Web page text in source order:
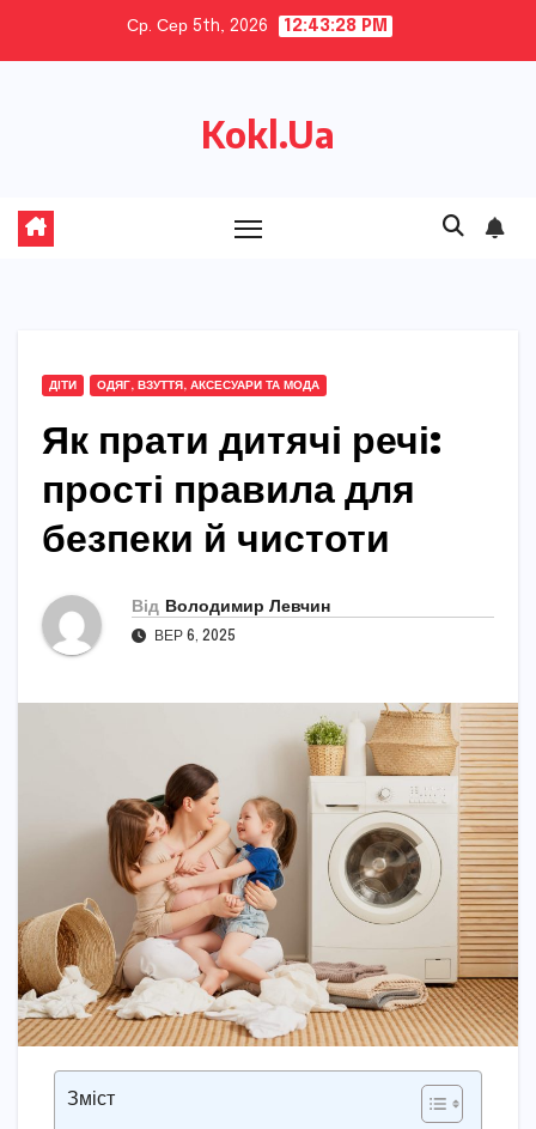
Ср. Сер 5th, 2026 12:43:29 PM
Kokl.Ua
ДІТИ ОДЯГ, ВЗУТТЯ, АКСЕСУАРИ ТА МОДА
Як прати дитячі речі:
прості правила для
безпеки й чистоти
Від Володимир Левчин
ВЕР 6, 2025
Зміст